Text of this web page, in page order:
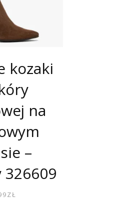
kozaki
na
–
326609
ZŁ